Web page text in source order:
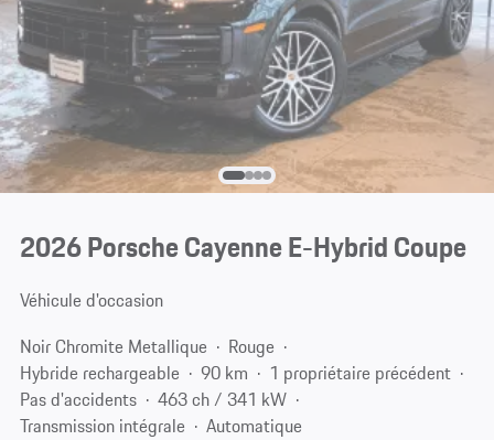
2026 Porsche Cayenne E-Hybrid Coupe
Véhicule d'occasion
Noir Chromite Metallique
Rouge
Hybride rechargeable
90 km
1 propriétaire précédent
Pas d'accidents
463 ch / 341 kW
Transmission intégrale
Automatique